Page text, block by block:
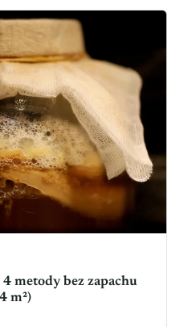
metody bez zapachu
m²)